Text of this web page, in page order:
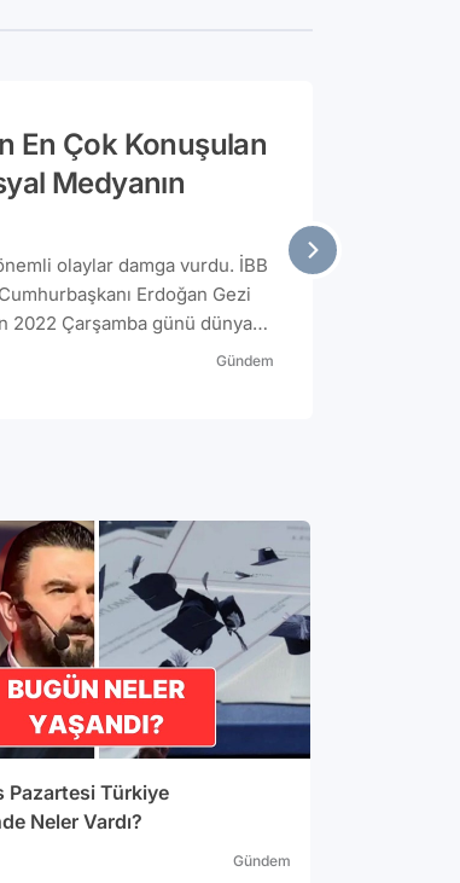
En Çok Konuşulan
Medyanın
olaylar damga vurdu. İBB
Erdoğan Gezi
2022 Çarşamba günü dünyada
ve sosyal medyada en çok
Gündem
Pazartesi Türkiye
Neler Vardı?
Gündem